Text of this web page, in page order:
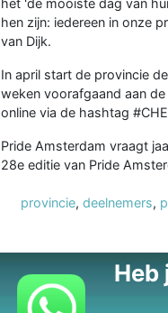
hen zijn: iedereen in onze
van Dijk.
In april start de provincie
weken voorafgaand aan
online via de hashtag
Pride Amsterdam vraagt
28e editie van Pride
provincie, deelnemers,
Heb